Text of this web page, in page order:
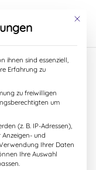
Mit
ihnen sind essenziell,
Erfahrung zu
zu freiwilligen
um
(z. B. IP-Adressen),
und
Ihrer Daten
Ihre Auswahl